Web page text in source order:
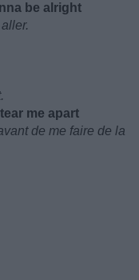
be alright
me apart
de me faire de la